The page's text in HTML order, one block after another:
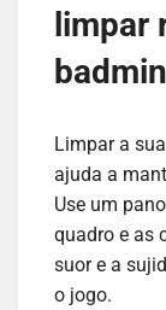
limpar
Limpar a
ajuda a
Use um
quadro e as
suor e a
o jogo.